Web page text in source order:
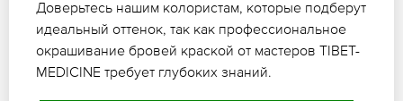
Доверьтесь нашим колористам, которые подберут
идеальный оттенок, так как профессиональное
окрашивание бровей краской от мастеров TIBET-
MEDICINE требует глубоких знаний.